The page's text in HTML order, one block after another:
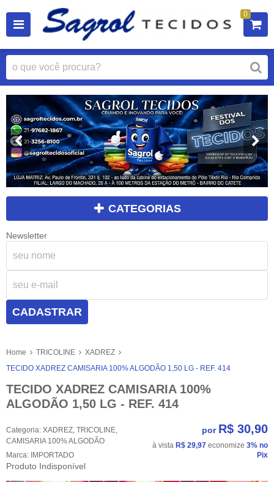
0
CATEGORIAS
Newsletter
CADASTRAR
Home TRICOLINE
XADREZ
TECIDO XADREZ CAMISARIA 100% ALGODÃO 1,50 LG - REF. 414
TECIDO XADREZ CAMISARIA 100%
ALGODÃO 1,50 LG - REF. 414
Categoria: XADREZ, TRICOLINE,
CAMISARIA 100% ALGODÃO
Marca: IMPORTADO
Produto Indisponível
por R$ 30,90
à vista R$ 29,97 economize 3% no
Pix